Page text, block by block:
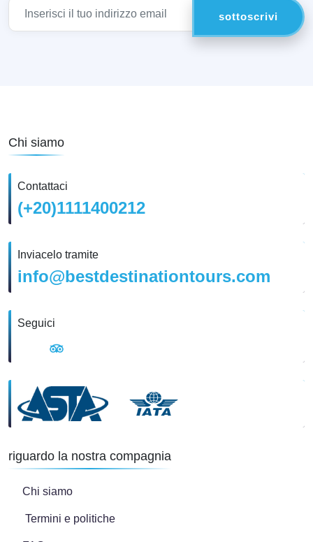
Chi siamo
Contattaci
(+20)1111400212
Inviacelo tramite
info@bestdestinationtours.com
Seguici
riguardo la nostra compagnia
Chi siamo
Termini e politiche